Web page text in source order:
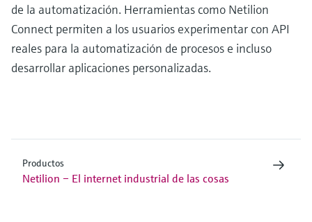
de la automatización. Herramientas como Netilion
Connect permiten a los usuarios experimentar con API
reales para la automatización de procesos e incluso
desarrollar aplicaciones personalizadas.
Productos
Netilion – El internet industrial de las cosas